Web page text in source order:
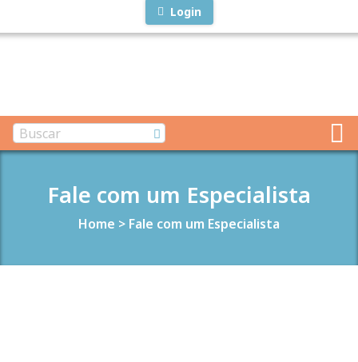
Login
Fale com um Especialista
Home > Fale com um Especialista